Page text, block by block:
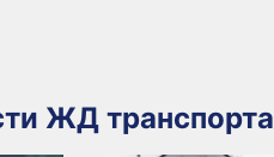
ЖД транспорта